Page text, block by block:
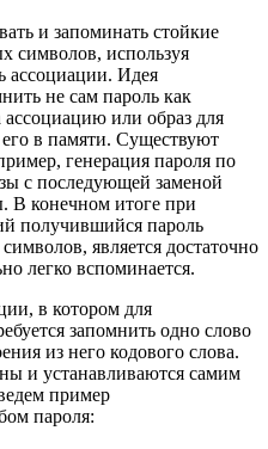
и запоминать стойкие
символов, используя
ассоциации. Идея
не сам пароль как
или образ для
в памяти. Существуют
генерация пароля по
с последующей заменой
В конечном итоге при
получившийся пароль
является достаточно
легко вспоминается.
в котором для
запомнить одно слово
из него кодового слова.
и устанавливаются самим
пример
пароля: